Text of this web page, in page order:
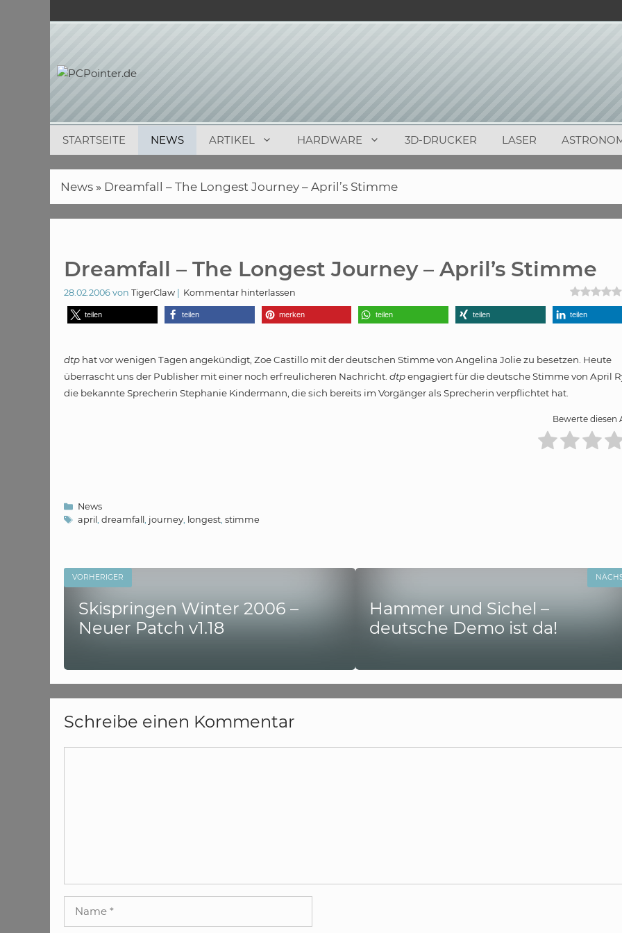
Inhalt
STARTSEITE NEWS ARTIKEL HARDWARE 3D-DRUCKER LASER
News » Dreamfall – The Longest Journey – April’s Stimme
Dreamfall – The Longest Journey – April’s Stimme
28.02.2006 von TigerClaw Kommentar hinterlassen
teilen teilen merken teilen teilen teilen
dtp hat vor wenigen Tagen angekündigt, Zoe Castillo mit der deutschen Stimme von Angelina Jolie zu besetzen. Heute
überrascht uns der Publisher mit einer noch erfreulicheren Nachricht. dtpengagiert für die deutsche Stimme von April
die bekannte Sprecherin Stephanie Kindermann, die sich bereits im Vorgänger als Sprecherin verpflichtet hat.
Bewerte diesen
Kategorien
News
Schlagwörter
april,dreamfall, journey, longest,stimme
VORHERIGER
Skispringen Winter 2006 –
Neuer Patch v1.18
Hammer und Sichel –
deutsche Demo ist da!
Schreibe einen Kommentar